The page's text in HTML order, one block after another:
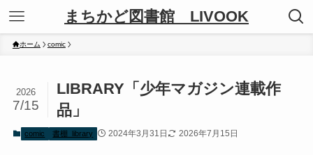
まちかど図書館 LIVOOK
ホーム comic
LIBRARY「少年マガジン連載作
品」
2026
7/15
comic 書棚_library 2024年3月31日 2026年7月15日